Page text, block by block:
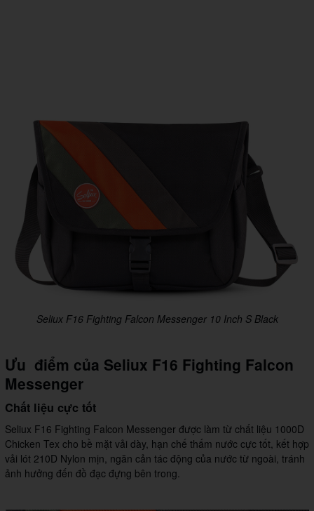
Seliux F16 Fighting Falcon Messenger 10 Inch S Black
Ưu điểm của Seliux F16 Fighting Falcon
Messenger
Chất liệu cực tốt
Seliux F16 Fighting Falcon Messenger được làm từ chất liệu 1000D
Chicken Tex cho bề mặt vải dày, hạn chế thấm nước cực tốt, kết hợp
vải lót 210D Nylon mịn, ngăn cản tác động của nước từ ngoài, tránh
ảnh hưởng đến đồ đạc đựng bên trong.